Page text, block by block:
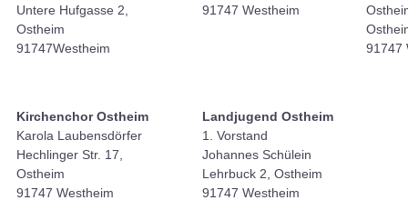
Untere Hufgasse 2,
Ostheim
91747Westheim
91747 Westheim
91747
Kirchenchor Ostheim
Karola Laubensdörfer
Hechlinger Str. 17,
Ostheim
91747 Westheim
Landjugend Ostheim
1. Vorstand
Johannes Schülein
Lehrbuck 2, Ostheim
91747 Westheim